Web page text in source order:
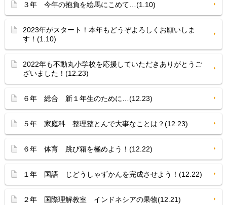
３年 今年の抱負を絵馬にこめて…(1.10)
2023年がスタート！本年もどうぞよろしくお願いしま
す！(1.10)
2022年も不動丸小学校を応援していただきありがとうご
ざいました！(12.23)
６年 総合 新１年生のために…(12.23)
５年 家庭科 整理整とんで大事なことは？(12.23)
６年 体育 跳び箱を極めよう！(12.22)
１年 国語 じどうしゃずかんを完成させよう！(12.22)
２年 国際理解教室 インドネシアの果物(12.21)